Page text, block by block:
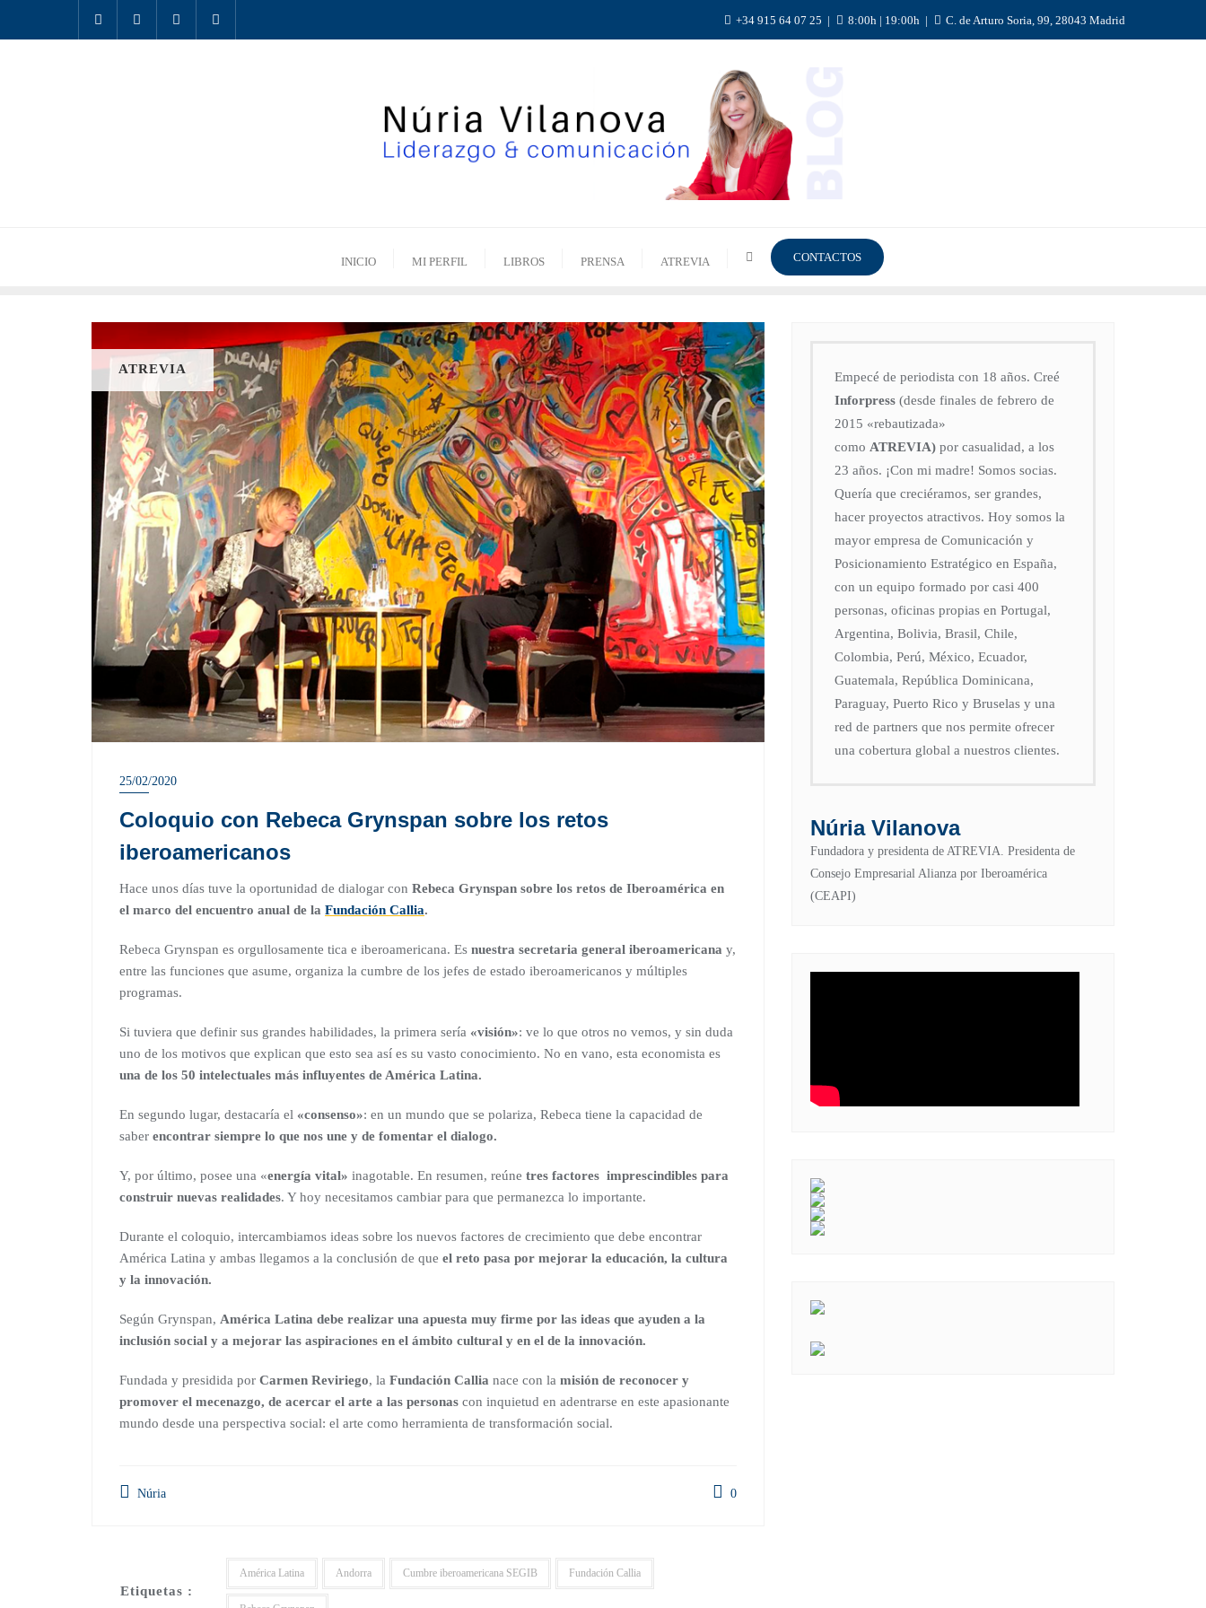
+34 915 64 07 25 8:00h | 19:00h C. de Arturo Soria, 99, 28043 Madrid
INICIO MI PERFIL LIBROS PRENSA ATREVIA CONTACTOS
ATREVIA
25/02/2020
Coloquio con Rebeca Grynspan sobre los retos
iberoamericanos
Hace unos días tuve la oportunidad de dialogar con Rebeca Grynspan sobre los retos de Iberoamérica en
el marco del encuentro anual de la Fundación Callia.
Rebeca Grynspan es orgullosamente tica e iberoamericana. Es nuestra secretaria general iberoamericana y,
entre las funciones que asume, organiza la cumbre de los jefes de estado iberoamericanos y múltiples
programas.
Si tuviera que definir sus grandes habilidades, la primera sería «visión»: ve lo que otros no vemos, y sin duda
uno de los motivos que explican que esto sea así es su vasto conocimiento. No en vano, esta economista es
una de los 50 intelectuales más influyentes de América Latina.
En segundo lugar, destacaría el «consenso»: en un mundo que se polariza, Rebeca tiene la capacidad de
saber encontrar siempre lo que nos une y de fomentar el dialogo.
Y, por último, posee una «energía vital» inagotable. En resumen, reúne tres factores imprescindibles para
construir nuevas realidades. Y hoy necesitamos cambiar para que permanezca lo importante.
Durante el coloquio, intercambiamos ideas sobre los nuevos factores de crecimiento que debe encontrar
América Latina y ambas llegamos a la conclusión de que el reto pasa por mejorar la educación, la cultura
y la innovación.
Según Grynspan, América Latina debe realizar una apuesta muy firme por las ideas que ayuden a la
inclusión social y a mejorar las aspiraciones en el ámbito cultural y en el de la innovación.
Fundada y presidida por Carmen Reviriego, la Fundación Callia nace con la misión de reconocer y
promover el mecenazgo, de acercar el arte a las personas con inquietud en adentrarse en este apasionante
mundo desde una perspectiva social: el arte como herramienta de transformación social.
Núria 0
Etiquetas :
América Latina Andorra Cumbre iberoamericana SEGIB Fundación Callia
Empecé de periodista con 18 años. Creé
Inforpress (desde finales de febrero de
2015 «rebautizada»
como ATREVIA) por casualidad, a los
23 años. ¡Con mi madre! Somos socias.
Quería que creciéramos, ser grandes,
hacer proyectos atractivos. Hoy somos la
mayor empresa de Comunicación y
Posicionamiento Estratégico en España,
con un equipo formado por casi 400
personas, oficinas propias en Portugal,
Argentina, Bolivia, Brasil, Chile,
Colombia, Perú, México, Ecuador,
Guatemala, República Dominicana,
Paraguay, Puerto Rico y Bruselas y una
red de partners que nos permite ofrecer
una cobertura global a nuestros clientes.
Núria Vilanova
Fundadora y presidenta de ATREVIA. Presidenta de
Consejo Empresarial Alianza por Iberoamérica
(CEAPI)